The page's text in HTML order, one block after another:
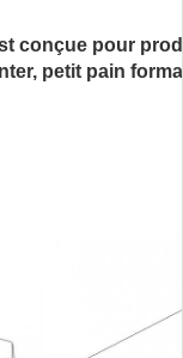
conçue pour
petit pain